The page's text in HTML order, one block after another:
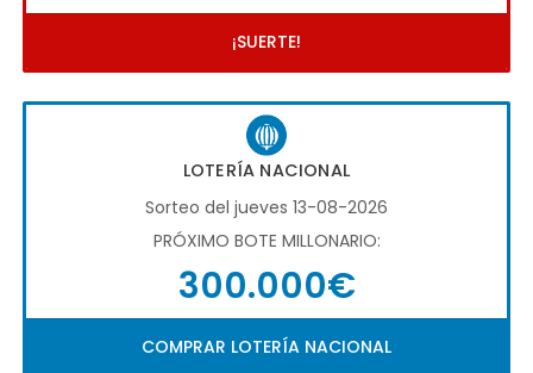
¡SUERTE!
LOTERÍA NACIONAL
Sorteo del jueves 13-08-2026
PRÓXIMO BOTE MILLONARIO:
300.000€
COMPRAR LOTERÍA NACIONAL